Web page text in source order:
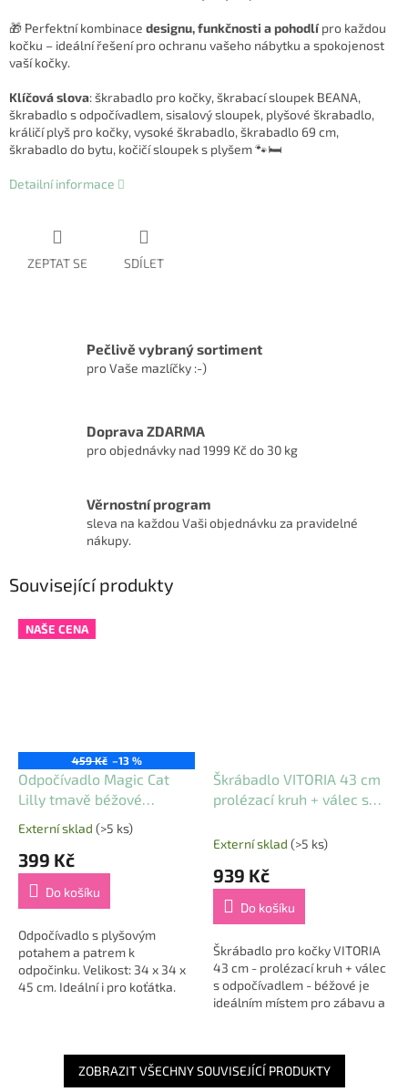
🎁 Perfektní kombinace designu, funkčnosti a pohodlípro každou
kočku – ideální řešení pro ochranu vašeho nábytku a spokojenost
vaší kočky.
Klíčová slova: škrabadlo pro kočky, škrabací sloupek BEANA,
škrabadlo s odpočívadlem, sisalový sloupek, plyšové škrabadlo,
králičí plyš pro kočky, vysoké škrabadlo, škrabadlo 69 cm,
škrabadlo do bytu, kočičí sloupek s plyšem 🐾🛏️
Detailní informace
ZEPTAT SE SDÍLET
Pečlivě vybraný sortiment
pro Vaše mazlíčky :-)
Doprava ZDARMA
pro objednávky nad 1999 Kč do 30 kg
Věrnostní program
sleva na každou Vaši objednávku za pravidelné
nákupy.
Související produkty
NAŠE CENA
459 Kč –13 %
Odpočívadlo Magic Cat
Lilly tmavě béžové
Průměrné
produktu
4,5
5
hvězdiček.
Externí sklad (>5 ks)
399 Kč
Do košíku
Odpočívadlo s plyšovým
potahem a patrem k
odpočinku. Velikost: 34 x 34 x
45 cm. Ideální i pro koťátka.
Škrábadlo VITORIA 43 cm
prolézací kruh + válec s
Externí sklad (>5 ks)
939 Kč
Do košíku
Škrábadlo pro kočky VITORIA
43 cm - prolézací kruh + válec
s odpočívadlem - béžové je
ideálním místem pro zábavu a
odpočinkovou...
ZOBRAZIT VŠECHNY SOUVISEJÍCÍ PRODUKTY